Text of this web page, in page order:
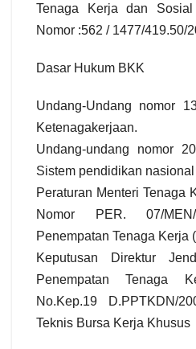
Tenaga Kerja dan
Nomor :562 / 1477/419.50/
Dasar Hukum BKK
Undang-Undang nomor
Ketenagakerjaan.
Undang-undang nomor
Sistem pendidikan nasional
Peraturan Menteri Tenaga
Nomor PER. 07/
Penempatan Tenaga Kerja
Keputusan Direktur
Penempatan Tenaga
No.Kep.19 D.PPTKDN/
Teknis Bursa Kerja Khusus